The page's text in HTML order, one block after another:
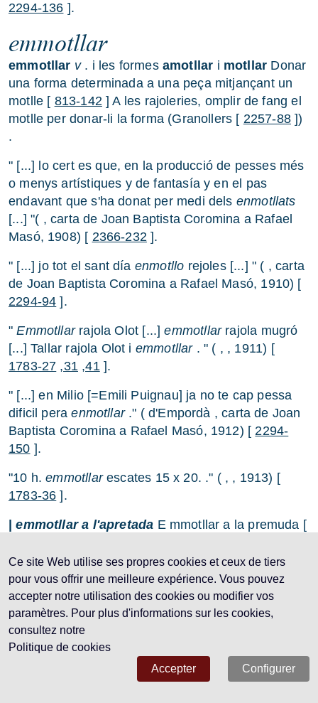
2294-136 ].
emmotllar
emmotllar v. i les formes amotllar i motllar Donar
una forma determinada a una peça mitjançant un
motlle [ 813-142] A les rajoleries, omplir de fang el
motlle per donar-li la forma (Granollers [ 2257-88 ])
.
" [...] lo cert es que, en la producció de pesses més
o menys artístiques y de fantasía y en el pas
endavant que s'ha donat per medi dels enmotllats
[...] "( , carta de Joan Baptista Coromina a Rafael
Masó, 1908) [ 2366-232].
" [...] jo tot el sant día enmotllo rejoles [...] " ( , carta
de Joan Baptista Coromina a Rafael Masó, 1910) [
2294-94 ].
"Emmotllar rajola Olot [...]emmotllarrajola mugró
[...] Tallar rajola Olot i emmotllar. " ( , , 1911) [
1783-27 ,31 ,41].
" [...] en Milio [=Emili Puignau] ja no te cap pessa
dificil peraenmotllar." ( d'Empordà , carta de Joan
Baptista Coromina a Rafael Masó, 1912) [2294-
150 ].
"10 h.emmotllarescates 15 x 20. ." ( , , 1913) [
1783-36 ].
|emmotllar a l'apretada E mmotllar a la premuda [
que consisteix en apretar el fang, amb els dits,
contra un motlle de guix; posteriorment es va fer a
màquina, amb matrius de ferro (Pujol i Bausis,
Esplugues de Llobregat, s. XIX-XX [97-52]).
|emmotllar a l'engalba
amb engalba i es deixa reposar un temps fins a que
es forma una capa d'argila adherida a les parets del
Ce site Web utilise ses propres cookies et ceux de tiers
pour vous offrir une meilleure expérience. Vous pouvez
accepter notre utilisation des cookies ou modifier vos
paramètres. Pour plus d'informations sur les cookies,
consultez notre
Politique de cookies
Configurer
Accepter